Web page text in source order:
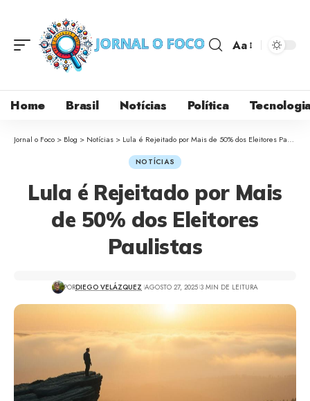
Aa
Home Brasil Notícias Política
Jornal o Foco > Blog > Notícias > Lula é Rejeitado por Mais de 50% dos Eleitores Paulistas
NOTÍCIAS
Lula é Rejeitado por Mais
de 50% dos Eleitores
Paulistas
PORDIEGO VELÁZQUEZ AGOSTO 27, 2025 3 MIN DE LEITURA